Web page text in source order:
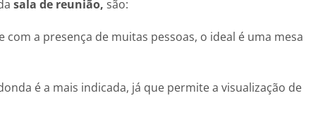
sala de reunião, são:
a presença de muitas pessoas, o ideal é uma mesa
é a mais indicada, já que permite a visualização de